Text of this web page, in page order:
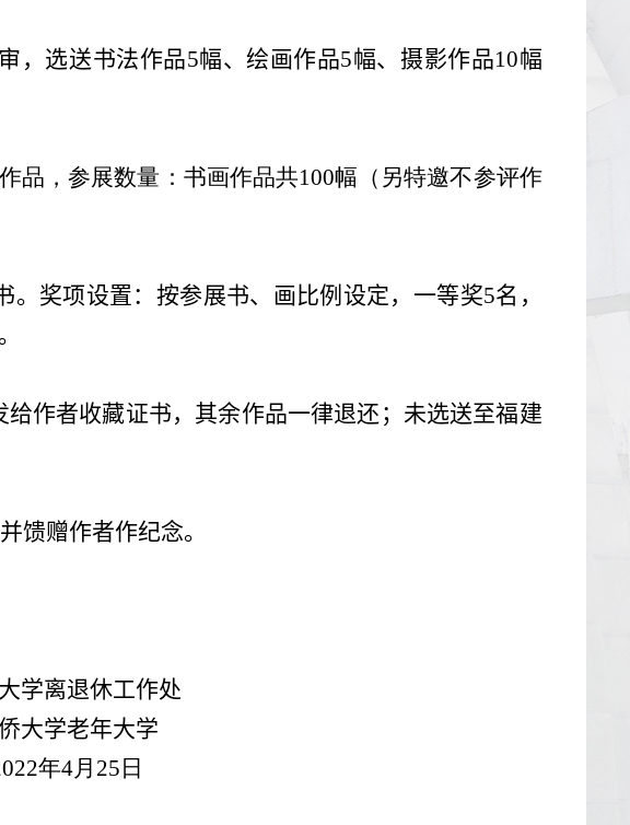
，选送书法作品5幅、绘画作品5幅、摄影作品10幅
品，参展数量：书画作品共100幅（另特邀不参评作
奖项设置：按参展书、画比例设定，一等奖5名，
作者收藏证书，其余作品一律退还；未选送至福建
馈赠作者作纪念。
学离退休工作处
大学老年大学
年4月 25 日